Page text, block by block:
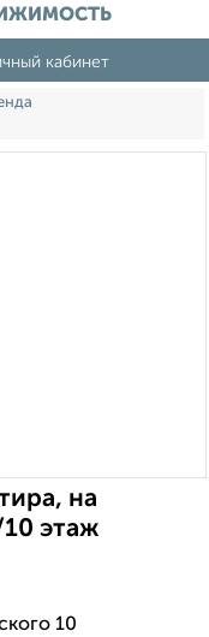
кабинет
на
этаж
10